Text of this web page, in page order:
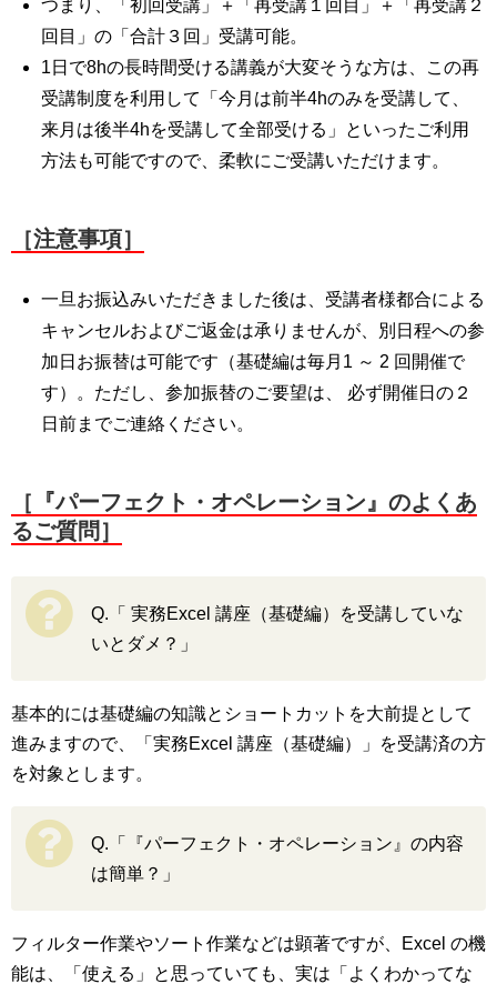
つまり、「初回受講」＋「再受講１回目」＋「再受講２
回目」の「合計３回」受講可能。
1日で8hの長時間受ける講義が大変そうな方は、この再
受講制度を利用して「今月は前半4hのみを受講して、
来月は後半4hを受講して全部受ける」といったご利用
方法も可能ですので、柔軟にご受講いただけます。
［注意事項］
一旦お振込みいただきました後は、受講者様都合による
キャンセルおよびご返金は承りませんが、別日程への参
加日お振替は可能です（基礎編は毎月1 ～ 2 回開催で
す）。ただし、参加振替のご要望は、 必ず開催日の２
日前までご連絡ください。
［『パーフェクト・オペレーション』のよくあ
るご質問］
Q.「 実務Excel 講座（基礎編）を受講していな
いとダメ？」
基本的には基礎編の知識とショートカットを大前提として
進みますので、「実務Excel 講座（基礎編）」を受講済の方
を対象とします。
Q.「『パーフェクト・オペレーション』の内容
は簡単？」
フィルター作業やソート作業などは顕著ですが、Excel の機
能は、「使える」と思っていても、実は「よくわかってな